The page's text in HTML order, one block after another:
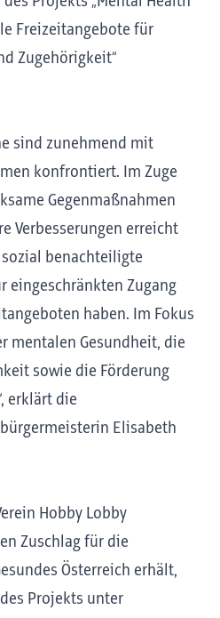
Freizeitangebote für
Zugehörigkeit“
sind zunehmend mit
konfrontiert. Im Zuge
Gegenmaßnahmen
Verbesserungen erreicht
benachteiligte
eingeschränkten Zugang
haben. Im Fokus
mentalen Gesundheit, die
sowie die Förderung
erklärt die
Elisabeth
Hobby Lobby
Zuschlag für die
Österreich erhält,
Projekts unter